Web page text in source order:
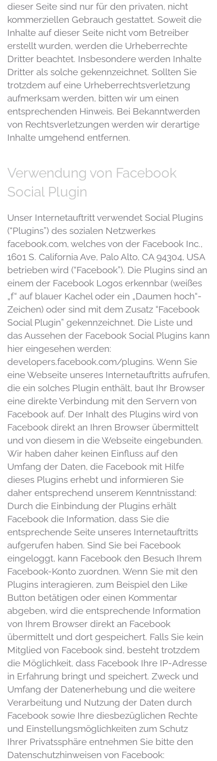
dieser Seite sind nur für den privaten, nicht
kommerziellen Gebrauch gestattet. Soweit die
Inhalte auf dieser Seite nicht vom Betreiber
erstellt wurden, werden die Urheberrechte
Dritter beachtet. Insbesondere werden Inhalte
Dritter als solche gekennzeichnet. Sollten Sie
trotzdem auf eine Urheberrechtsverletzung
aufmerksam werden, bitten wir um einen
entsprechenden Hinweis. Bei Bekanntwerden
von Rechtsverletzungen werden wir derartige
Inhalte umgehend entfernen.
Verwendung von Facebook
Social Plugin
Unser Internetauftritt verwendet Social Plugins
(“Plugins”) des sozialen Netzwerkes
facebook.com, welches von der Facebook Inc.,
1601 S. California Ave, Palo Alto, CA 94304, USA
betrieben wird (“Facebook”). Die Plugins sind an
einem der Facebook Logos erkennbar (weißes
„f“ auf blauer Kachel oder ein „Daumen hoch“-
Zeichen) oder sind mit dem Zusatz “Facebook
Social Plugin” gekennzeichnet. Die Liste und
das Aussehen der Facebook Social Plugins kann
hier eingesehen werden:
developers.facebook.com/plugins. Wenn Sie
eine Webseite unseres Internetauftritts aufrufen,
die ein solches Plugin enthält, baut Ihr Browser
eine direkte Verbindung mit den Servern von
Facebook auf. Der Inhalt des Plugins wird von
Facebook direkt an Ihren Browser übermittelt
und von diesem in die Webseite eingebunden.
Wir haben daher keinen Einfluss auf den
Umfang der Daten, die Facebook mit Hilfe
dieses Plugins erhebt und informieren Sie
daher entsprechend unserem Kenntnisstand:
Durch die Einbindung der Plugins erhält
Facebook die Information, dass Sie die
entsprechende Seite unseres Internetauftritts
aufgerufen haben. Sind Sie bei Facebook
eingeloggt, kann Facebook den Besuch Ihrem
Facebook-Konto zuordnen. Wenn Sie mit den
Plugins interagieren, zum Beispiel den Like
Button betätigen oder einen Kommentar
abgeben, wird die entsprechende Information
von Ihrem Browser direkt an Facebook
übermittelt und dort gespeichert. Falls Sie kein
Mitglied von Facebook sind, besteht trotzdem
die Möglichkeit, dass Facebook Ihre IP-Adresse
in Erfahrung bringt und speichert. Zweck und
Umfang der Datenerhebung und die weitere
Verarbeitung und Nutzung der Daten durch
Facebook sowie Ihre diesbezüglichen Rechte
und Einstellungsmöglichkeiten zum Schutz
Ihrer Privatssphäre entnehmen Sie bitte den
Datenschutzhinweisen von Facebook: